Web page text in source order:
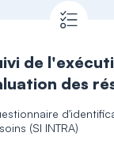
de
des
(SI INTRA)